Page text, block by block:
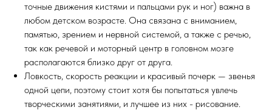
точные движения кистями и пальцами рук и ног) важна в
любом детском возрасте. Она связана с вниманием,
памятью, зрением и нервной системой, а также с речью,
так как речевой и моторный центр в головном мозге
располагаются близко друг от друга.
Ловкость, скорость реакции и красивый почерк — звенья
одной цепи, поэтому стоит хотя бы попытаться увлечь
творческими занятиями, и лучшее из них - рисование.